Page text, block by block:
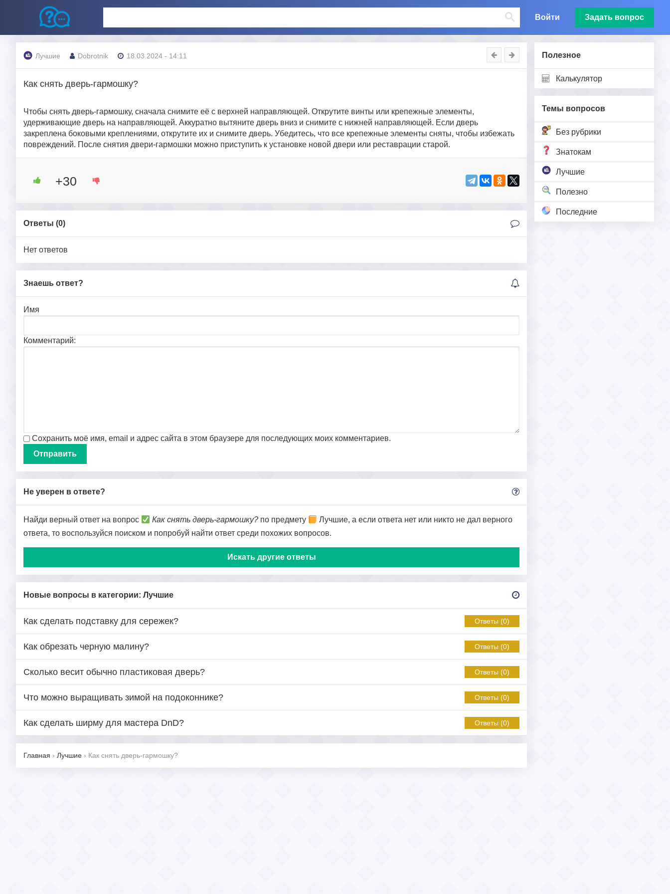
Войти Задать вопрос
Полезное
Калькулятор
Темы вопросов
Без рубрики
Знатокам
Лучшие
Полезно
Последние
Лучшие Dobrotnik 18.03.2024 - 14:11
Как снять дверь-гармошку?
Чтобы снять дверь-гармошку, сначала снимите её с верхней направляющей. Открутите винты или крепежные элементы,
удерживающие дверь на направляющей. Аккуратно вытяните дверь вниз и снимите с нижней направляющей. Если дверь
закреплена боковыми креплениями, открутите их и снимите дверь. Убедитесь, что все крепежные элементы сняты, чтобы избежать
повреждений. После снятия двери-гармошки можно приступить к установке новой двери или реставрации старой.
+30
Ответы (0)
Нет ответов
Знаешь ответ?
Имя
Комментарий:
Сохранить моё имя, email и адрес сайта в этом браузере для последующих моих комментариев.
Не уверен в ответе?
Найди верный ответ на вопрос Как снять дверь-гармошку? по предмету
Лучшие, а если ответа нет или никто не дал верного
ответа, то воспользуйся поиском и попробуй найти ответ среди похожих вопросов.
Искать другие ответы
Новые вопросы в категории: Лучшие
Как сделать подставку для сережек? Ответы (0)
Как обрезать черную малину? Ответы (0)
Сколько весит обычно пластиковая дверь? Ответы (0)
Что можно выращивать зимой на подоконнике? Ответы (0)
Как сделать ширму для мастера DnD? Ответы (0)
Главная › Лучшие › Как снять дверь-гармошку?